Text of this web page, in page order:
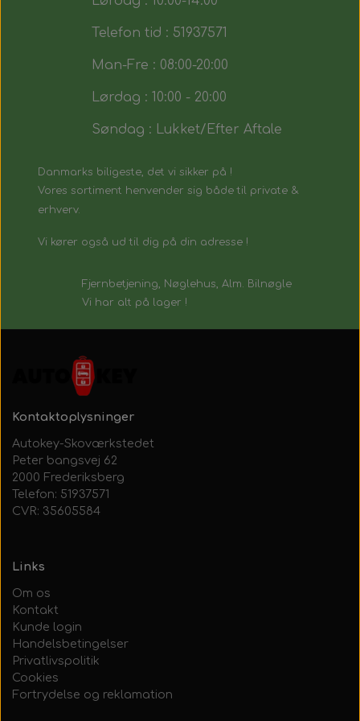
Telefon tid : 51937571
Man-Fre : 08:00-20:00
Lørdag : 10:00 - 20:00
Søndag : Lukket/Efter Aftale
Danmarks biligeste, det vi sikker på !
Vores sortiment henvender sig både til private &
erhverv.
Vi kører også ud til dig på din adresse !
Fjernbetjening, Nøglehus, Alm. Bilnøgle
Vi har alt på lager !
Kontaktoplysninger
Autokey-Skoværkstedet
Peter bangsvej 62
2000 Frederiksberg
Telefon: 51937571
CVR: 35605584
Links
Om os
Kontakt
Kunde login
Handelsbetingelser
Privatlivspolitik
Cookies
Fortrydelse og reklamation